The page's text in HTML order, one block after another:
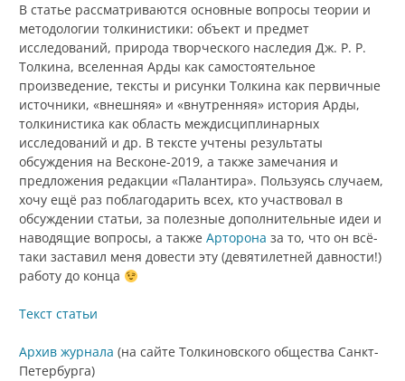
В статье рассматриваются основные вопросы теории и
методологии толкинистики: объект и предмет
исследований, природа творческого наследия Дж. Р. Р.
Толкина, вселенная Арды как самостоятельное
произведение, тексты и рисунки Толкина как первичные
источники, «внешняя» и «внутренняя» история Арды,
толкинистика как область междисциплинарных
исследований и др. В тексте учтены результаты
обсуждения на Весконе-2019, а также замечания и
предложения редакции «Палантира». Пользуясь случаем,
хочу ещё раз поблагодарить всех, кто участвовал в
обсуждении статьи, за полезные дополнительные идеи и
наводящие вопросы, а также Арторона за то, что он всё-
таки заставил меня довести эту (девятилетней давности!)
работу до конца
Текст статьи
Архив журнала (на сайте Толкиновского общества Санкт-
Петербурга)